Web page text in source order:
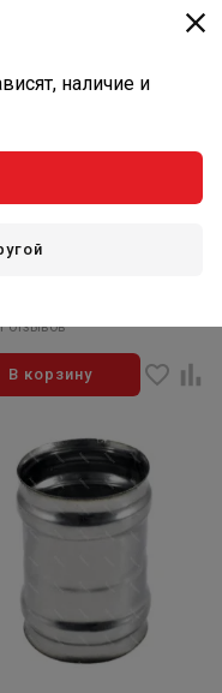
TS.ST5.AKL.0115.79296
отзывов
В корзину
наличие и